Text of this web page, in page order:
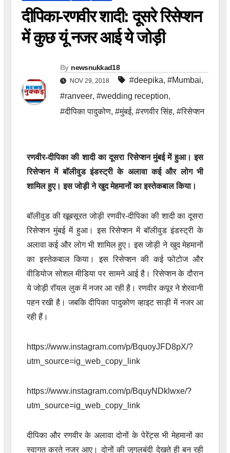
दीपिका-रणवीर शादी: दूसरे रिसेप्शन
में कुछ यूं नजर आई ये जोड़ी
By newsnukkad18
NOV 29, 2018 #deepika, #Mumbai,
#ranveer, #wedding reception,
#दीपिका पादुकोण, #मुंबई, #रणवीर सिंह, #रिसेप्शन
रणवीर-दीपिका की शादी का दूसरा रिसेप्शन मुंबई में हुआ। इस
रिसेप्शन में बॉलीवुड इंडस्ट्री के अलावा कई और लोग भी
शामिल हुए। इस जोड़ी ने खुद मेहमानों का इस्तेकबाल किया।
बॉलीवुड की खूबसूरत जोड़ी रणवीर-दीपिका की शादी का दूसरा
रिसेप्शन मुंबई में हुआ। इस रिसेप्शन में बॉलीवुड इंडस्ट्री के
अलावा कई और लोग भी शामिल हुए। इस जोड़ी ने खुद मेहमानों
का इस्तेकबाल किया। इस रिसेप्शन की कई फोटोज और
वीडियोज सोशल मीडिया पर सामने आई है। रिसेप्शन के दौरान
ये जोड़ी रॉयल लुक में नजर आ रही है। रणवीर कपूर ने शेरवानी
पहन रखी है। जबकि दीपिका पादुकोण व्हाइट साड़ी में नजर आ
रही हैं।
https://www.instagram.com/p/BquoyJFD8pX/?
utm_source=ig_web_copy_link
https://www.instagram.com/p/BquyNDklwxe/?
utm_source=ig_web_copy_link
दीपिका और रणवीर के अलावा दोनों के पेरेंट्स भी मेहमानों का
स्वागत करते नजर आए। दोनों की जुगलबंदी देखते ही बन रही